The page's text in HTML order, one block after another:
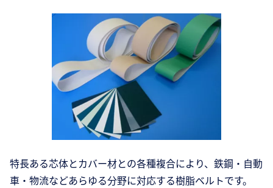
特長ある芯体とカバー材との各種複合により、鉄鋼・自動
車・物流などあらゆる分野に対応する樹脂ベルトです。